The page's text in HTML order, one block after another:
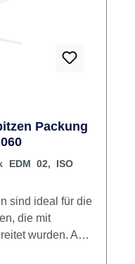
Packung
EDM 02, ISO
sind ideal für die
die mit
wurden. Am
Durchmesser